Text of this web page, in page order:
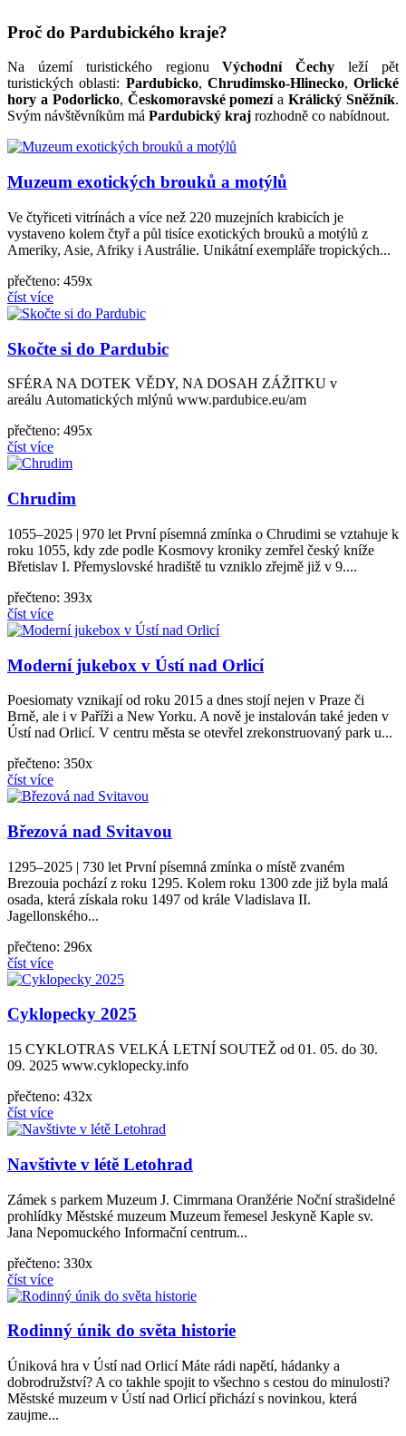
Proč do Pardubického kraje?
Na území turistického regionuVýchodní Čechy leží pět
turistických oblasti: Pardubicko, Chrudimsko-Hlinecko, Orlické
hory a Podorlicko, Českomoravské pomezíaKrálický Sněžník.
Svým návštěvníkům má Pardubický kraj rozhodně co nabídnout.
Muzeum exotických brouků a motýlů
Ve čtyřiceti vitrínách a více než 220 muzejních krabicích je
vystaveno kolem čtyř a půl tisíce exotických brouků a motýlů z
Ameriky, Asie, Afriky i Austrálie. Unikátní exempláře tropických...
přečteno: 459x
číst více
Skočte si do Pardubic
SFÉRA NA DOTEK VĚDY, NA DOSAH ZÁŽITKU v
areálu Automatických mlýnů www.pardubice.eu/am
přečteno: 495x
číst více
Chrudim
1055–2025 | 970 let První písemná zmínka o Chrudimi se vztahuje k
roku 1055, kdy zde podle Kosmovy kroniky zemřel český kníže
Břetislav I. Přemyslovské hradiště tu vzniklo zřejmě již v 9....
přečteno: 393x
číst více
Moderní jukebox v Ústí nad Orlicí
Poesiomaty vznikají od roku 2015 a dnes stojí nejen v Praze či
Brně, ale i v Paříži a New Yorku. A nově je instalován také jeden v
Ústí nad Orlicí. V centru města se otevřel zrekonstruovaný park u...
přečteno: 350x
číst více
Březová nad Svitavou
1295–2025 | 730 let První písemná zmínka o místě zvaném
Brezouia pochází z roku 1295. Kolem roku 1300 zde již byla malá
osada, která získala roku 1497 od krále Vladislava II.
Jagellonského...
přečteno: 296x
číst více
Cyklopecky 2025
15 CYKLOTRAS VELKÁ LETNÍ SOUTEŽ od 01. 05. do 30.
09. 2025 www.cyklopecky.info
přečteno: 432x
číst více
Navštivte v létě Letohrad
Zámek s parkem Muzeum J. Cimrmana Oranžérie Noční strašidelné
prohlídky Městské muzeum Muzeum řemesel Jeskyně Kaple sv.
Jana Nepomuckého Informační centrum...
přečteno: 330x
číst více
Rodinný únik do světa historie
Úniková hra v Ústí nad Orlicí Máte rádi napětí, hádanky a
dobrodružství? A co takhle spojit to všechno s cestou do minulosti?
Městské muzeum v Ústí nad Orlicí přichází s novinkou, která
zaujme...